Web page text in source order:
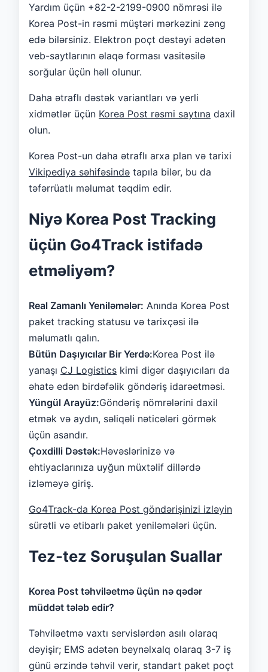
Yardım üçün +82-2-2199-0900 nömrəsi ilə
Korea Post-in rəsmi müştəri mərkəzini zəng
edə bilərsiniz. Elektron poçt dəstəyi adətən
veb-saytlarının əlaqə forması vasitəsilə
sorğular üçün həll olunur.
Daha ətraflı dəstək variantları və yerli
xidmətlər üçün Korea Post rəsmi saytına daxil
olun.
Korea Post-un daha ətraflı arxa plan və tarixi
Vikipediya səhifəsində tapıla bilər, bu da
təfərrüatlı məlumat təqdim edir.
Niyə Korea Post Tracking
üçün Go4Track istifadə
etməliyəm?
Real Zamanlı Yeniləmələr: Anında Korea Post
paket tracking statusu və tarixçəsi ilə
məlumatlı qalın.
Bütün Daşıyıcılar Bir Yerdə:Korea Post ilə
yanaşı CJ Logistics kimi digər daşıyıcıları da
əhatə edən birdəfəlik göndəriş idarəetməsi.
Yüngül Arayüz:Göndəriş nömrələrini daxil
etmək və aydın, səliqəli nəticələri görmək
üçün asandır.
Çoxdilli Dəstək:Həvəslərinizə və
ehtiyaclarınıza uyğun müxtəlif dillərdə
izləməyə giriş.
Go4Track-da Korea Post göndərişinizi izləyin
sürətli və etibarlı paket yeniləmələri üçün.
Tez-tez Soruşulan Suallar
Korea Post təhviləetmə üçün nə qədər
müddət tələb edir?
Təhviləetmə vaxtı servislərdən asılı olaraq
dəyişir; EMS adətən beynəlxalq olaraq 3-7 iş
günü ərzində təhvil verir, standart paket poçt